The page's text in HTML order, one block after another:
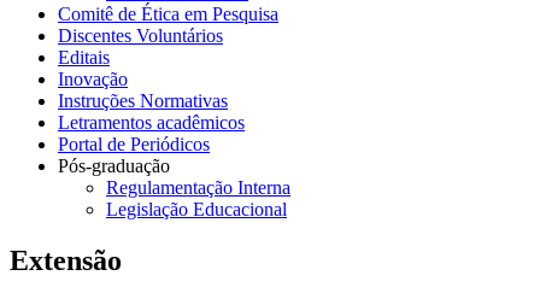
Comitê de Ética em Pesquisa
Discentes Voluntários
Editais
Inovação
Instruções Normativas
Letramentos acadêmicos
Portal de Periódicos
Pós-graduação
Regulamentação Interna
Legislação Educacional
Extensão